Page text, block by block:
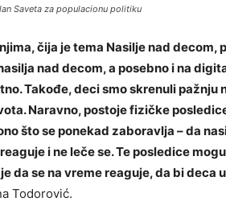
Saveta za populacionu politiku
čija je tema Nasilje nad
nad decom, a posebno i na
Takođe, deci smo skrenuli pažnju
Naravno, postoje fizičke
što se ponekad zaboravlja – da
i ne leče se. Te posledice
da se na vreme reaguje, da bi
Todorović.